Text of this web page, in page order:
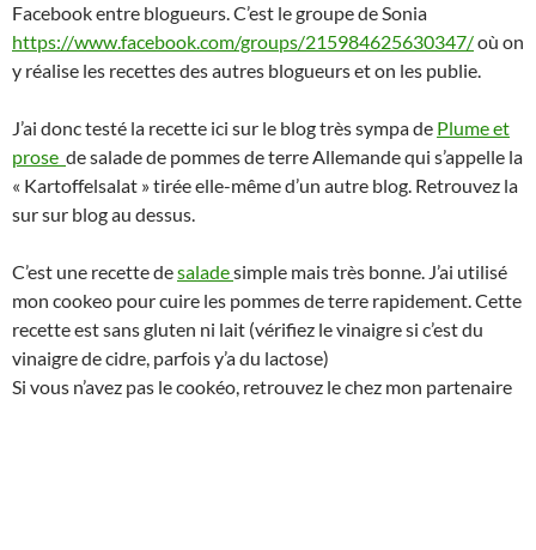
Facebook entre blogueurs. C’est le groupe de Sonia
https://www.facebook.com/groups/215984625630347/où on
y réalise les recettes des autres blogueurs et on les publie.
J’ai donc testé la recette ici sur le blog très sympa de Plume et
prose de salade de pommes de terre Allemande qui s’appelle la
« Kartoffelsalat » tirée elle-même d’un autre blog. Retrouvez la
sur sur blog au dessus.
C’est une recette desaladesimple mais très bonne. J’ai utilisé
mon cookeo pour cuire les pommes de terre rapidement. Cette
recette est sans gluten ni lait (vérifiez le vinaigre si c’est du
vinaigre de cidre, parfois y’a du lactose)
Si vous n’avez pas le cookéo, retrouvez le chez mon partenaire